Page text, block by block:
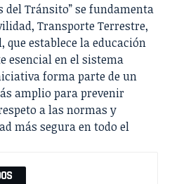
del Tránsito” se fundamenta
Transporte Terrestre,
que establece la educación
esencial en el sistema
forma parte de un
amplio para prevenir
a las normas y
más segura en todo el